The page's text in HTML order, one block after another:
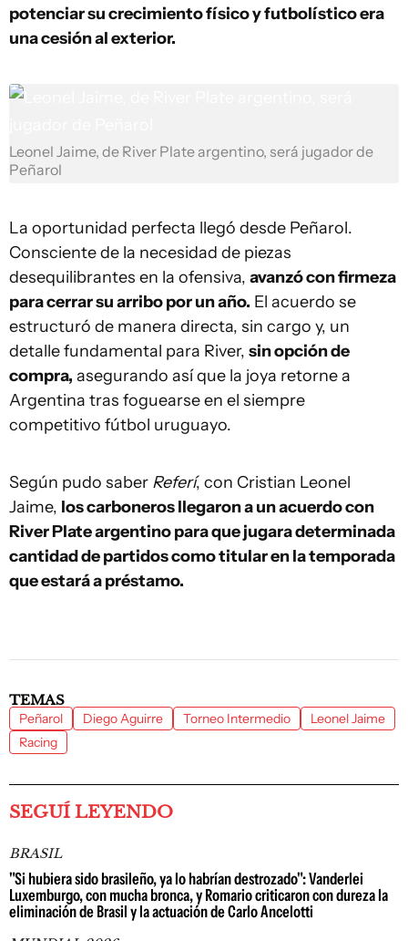
potenciar su crecimiento físico y futbolístico era
una cesión al exterior.
Leonel Jaime, de River Plate argentino, será jugador de
Peñarol
La oportunidad perfecta llegó desde Peñarol.
Consciente de la necesidad de piezas
desequilibrantes en la ofensiva, avanzó con firmeza
para cerrar su arribo por un año. El acuerdo se
estructuró de manera directa, sin cargo y, un
detalle fundamental para River, sin opción de
compra, asegurando así que la joya retorne a
Argentina tras foguearse en el siempre
competitivo fútbol uruguayo.
Según pudo saber Referí, con Cristian Leonel
Jaime, los carboneros llegaron a un acuerdo con
River Plate argentino para que jugara determinada
cantidad de partidos como titular en la temporada
que estará a préstamo.
TEMAS
Peñarol Diego Aguirre Torneo Intermedio
Leonel Jaime
Racing
SEGUÍ LEYENDO
BRASIL
"Si hubiera sido brasileño, ya lo habrían destrozado": Vanderlei
Luxemburgo, con mucha bronca, y Romario criticaron con dureza la
eliminación de Brasil y la actuación de Carlo Ancelotti